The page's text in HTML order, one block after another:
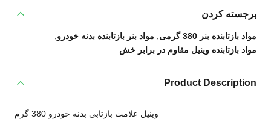
برجسته کردن
مواد بازتابنده بنر 380 گرمی مواد بنر بازتابنده بدنه خودرو
مواد بازتابنده وینیل مقاوم در برابر خش
Product Description
وینیل علامت بازتابی بدنه خودرو 380 گرم